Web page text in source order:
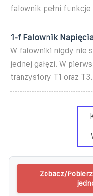
falownik pełni
1-f Falownik Napięcia
W falowniki nigdy nie
jednej gałęzi. W
tranzystory T1 oraz
Zobacz/